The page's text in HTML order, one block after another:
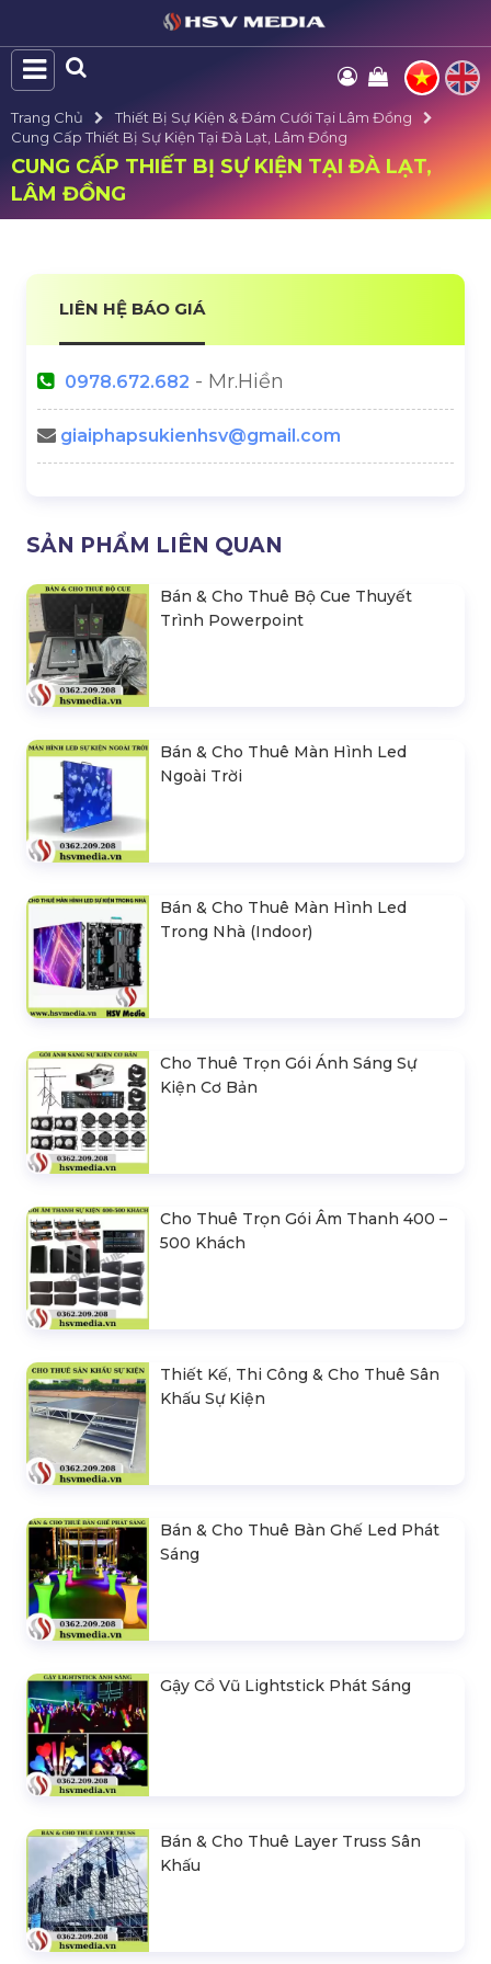
Trang Chủ
Thiết Bị Sự Kiện & Đám Cưới Tại Lâm Đồng
Cung Cấp Thiết Bị Sự Kiện Tại Đà Lạt, Lâm Đồng
CUNG CẤP THIẾT BỊ SỰ KIỆN TẠI ĐÀ LẠT,
LÂM ĐỒNG
LIÊN HỆ BÁO GIÁ
0978.672.682 - Mr.Hiền
giaiphapsukienhsv@gmail.com
SẢN PHẨM LIÊN QUAN
Bán & Cho Thuê Bộ Cue Thuyết
Trình Powerpoint
Bán & Cho Thuê Màn Hình Led
Ngoài Trời
Bán & Cho Thuê Màn Hình Led
Trong Nhà (Indoor)
Cho Thuê Trọn Gói Ánh Sáng Sự
Kiện Cơ Bản
Cho Thuê Trọn Gói Âm Thanh 400 –
500 Khách
Thiết Kế, Thi Công & Cho Thuê Sân
Khấu Sự Kiện
Bán & Cho Thuê Bàn Ghế Led Phát
Sáng
Gậy Cổ Vũ Lightstick Phát Sáng
Bán & Cho Thuê Layer Truss Sân
Khấu